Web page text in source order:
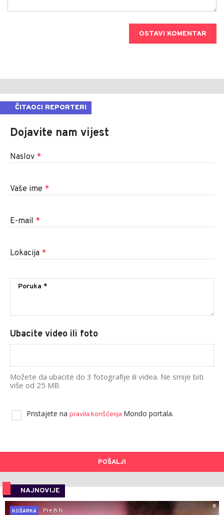
OSTAVI KOMENTAR
ČITAOCI REPORTERI
Dojavite nam vijest
Naslov *
Vaše ime *
E-mail *
Lokacija *
Ubacite video ili foto
Možete da ubacite do 3 fotografije ili videa. Ne smije biti
više od 25 MB.
Pristajete na pravila korišćenja Mondo portala.
POŠALJI
NAJNOVIJE
0
KOŠARKA
Pre 8 h